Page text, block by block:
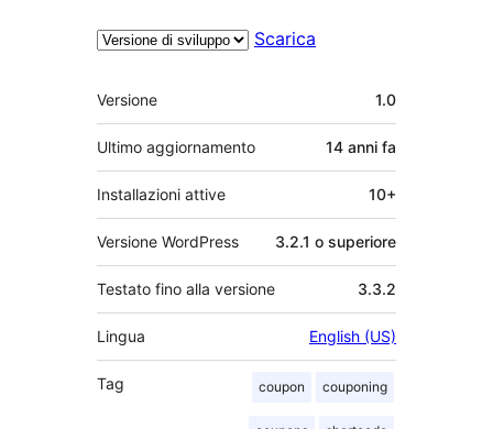
Scarica
Meta
Versione 1.0
Ultimo aggiornamento 14 anni fa
Installazioni attive 10+
Versione WordPress 3.2.1 o superiore
Testato fino alla versione 3.3.2
Lingua English (US)
Tag coupon couponing